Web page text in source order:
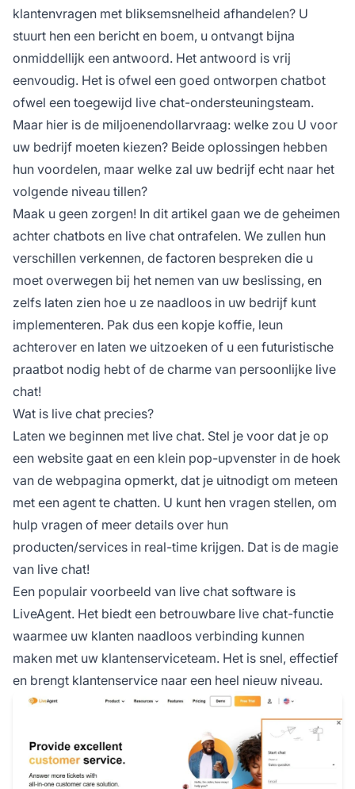
klantenvragen met bliksemsnelheid afhandelen? U
stuurt hen een bericht en boem, u ontvangt bijna
onmiddellijk een antwoord. Het antwoord is vrij
eenvoudig. Het is ofwel een goed ontworpen chatbot
ofwel een toegewijd live chat-ondersteuningsteam.
Maar hier is de miljoenendollarvraag: welke zou U voor
uw bedrijf moeten kiezen? Beide oplossingen hebben
hun voordelen, maar welke zal uw bedrijf echt naar het
volgende niveau tillen?
Maak u geen zorgen! In dit artikel gaan we de geheimen
achter chatbots en live chat ontrafelen. We zullen hun
verschillen verkennen, de factoren bespreken die u
moet overwegen bij het nemen van uw beslissing, en
zelfs laten zien hoe u ze naadloos in uw bedrijf kunt
implementeren. Pak dus een kopje koffie, leun
achterover en laten we uitzoeken of u een futuristische
praatbot nodig hebt of de charme van persoonlijke live
chat!
Wat is live chat precies?
Laten we beginnen met live chat. Stel je voor dat je op
een website gaat en een klein pop-upvenster in de hoek
van de webpagina opmerkt, dat je uitnodigt om meteen
met een agent te chatten. U kunt hen vragen stellen, om
hulp vragen of meer details over hun
producten/services in real-time krijgen. Dat is de magie
van live chat!
Een populair voorbeeld van live chat software is
LiveAgent. Het biedt een betrouwbare live chat-functie
waarmee uw klanten naadloos verbinding kunnen
maken met uw klantenserviceteam. Het is snel, effectief
en brengt klantenservice naar een heel nieuw niveau.